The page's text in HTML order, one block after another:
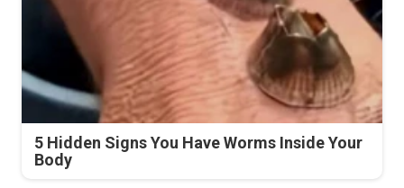
5 Hidden Signs You Have Worms Inside Your
Body